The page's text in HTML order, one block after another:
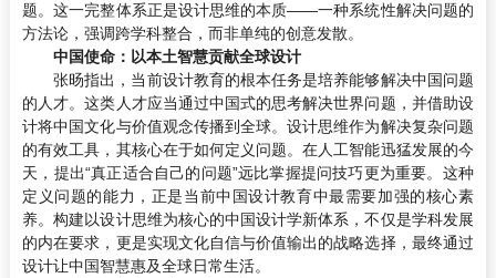
题。这一完整体系正是设计思维的本质——一种系统性解决问题的
方法论，强调跨学科整合，而非单纯的创意发散。
中国使命：以本土智慧贡献全球设计
张旸指出，当前设计教育的根本任务是培养能够解决中国问题
的人才。这类人才应当通过中国式的思考解决世界问题，并借助设
计将中国文化与价值观念传播到全球。设计思维作为解决复杂问题
的有效工具，其核心在于如何定义问题。在人工智能迅猛发展的今
天，提出“真正适合自己的问题”远比掌握提问技巧更为重要。这种
定义问题的能力，正是当前中国设计教育中最需要加强的核心素
养。构建以设计思维为核心的中国设计学新体系，不仅是学科发展
的内在要求，更是实现文化自信与价值输出的战略选择，最终通过
设计让中国智慧惠及全球日常生活。